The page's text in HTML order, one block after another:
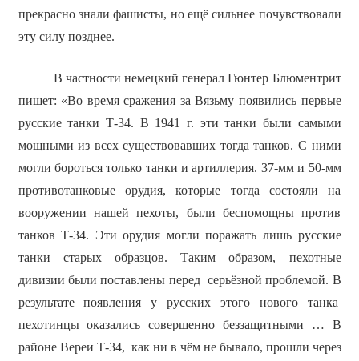
прекрасно знали фашисты, но ещё сильнее почувствовали
эту силу позднее.
В частности немецкий генерал Гюнтер Блюментрит
пишет: «Во время сражения за Вязьму появились первые
русские танки Т-34. В 1941 г. эти танки были самыми
мощными из всех существовавших тогда танков. С ними
могли бороться только танки и артиллерия. 37-мм и 50-мм
противотанковые орудия, которые тогда состояли на
вооружении нашей пехоты, были беспомощны против
танков Т-34. Эти орудия могли поражать лишь русские
танки старых образцов. Таким образом, пехотные
дивизии были поставлены перед серьёзной проблемой. В
результате появления у русских этого нового танка
пехотинцы оказались совершенно беззащитными … В
районе Вереи Т-34, как ни в чём не бывало, прошли через